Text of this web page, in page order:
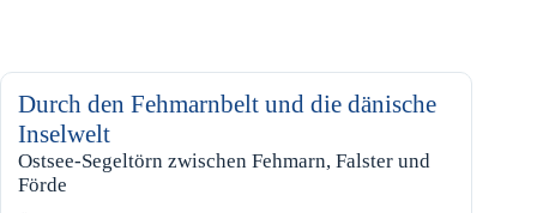
Durch den Fehmarnbelt und die dänische
Inselwelt
Ostsee-Segeltörn zwischen Fehmarn, Falster und
Förde